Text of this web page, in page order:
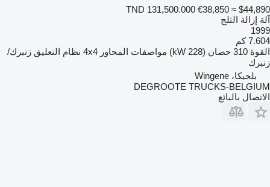
TND 131,500.000 €38,850 ≈ $44,890
آلة إزالة الثلج
1999
7.604 كم
القوة 310 حصان (228 kW) مواصفات المحاور 4x4 نظام التعليق زنبرك/
زنبرك
بلجيكا، Wingene
DEGROOTE TRUCKS-BELGIUM
الاتصال بالبائع